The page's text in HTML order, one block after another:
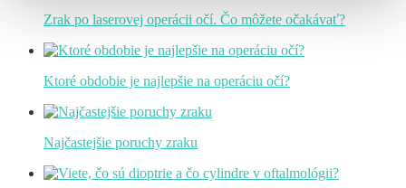
Zrak po laserovej operácii očí. Čo môžete očakávať?
Ktoré obdobie je najlepšie na operáciu očí?
Najčastejšie poruchy zraku